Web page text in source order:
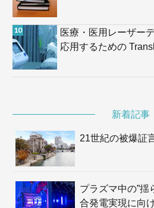
医療・医用レーザー
応用するための
新着記事
21世紀の被爆証
プラズマ中の”
合発電実現に向